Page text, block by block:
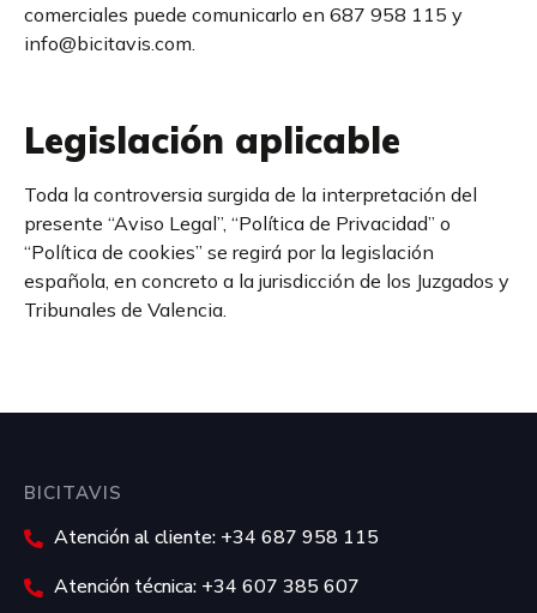
comerciales puede comunicarlo en 687 958 115 y
info@bicitavis.com.
Legislación aplicable
Toda la controversia surgida de la interpretación del
presente “Aviso Legal”, “Política de Privacidad” o
“Política de cookies” se regirá por la legislación
española, en concreto a la jurisdicción de los Juzgados y
Tribunales de Valencia.
BICITAVIS
Atención al cliente: +34 687 958 115
Atención técnica: +34 607 385 607